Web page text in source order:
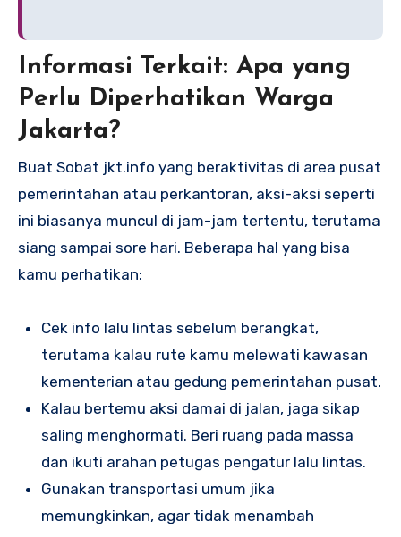
Informasi Terkait: Apa yang
Perlu Diperhatikan Warga
Jakarta?
Buat Sobat jkt.info yang beraktivitas di area pusat
pemerintahan atau perkantoran, aksi-aksi seperti
ini biasanya muncul di jam-jam tertentu, terutama
siang sampai sore hari. Beberapa hal yang bisa
kamu perhatikan:
Cek info lalu lintas sebelum berangkat,
terutama kalau rute kamu melewati kawasan
kementerian atau gedung pemerintahan pusat.
Kalau bertemu aksi damai di jalan, jaga sikap
saling menghormati. Beri ruang pada massa
dan ikuti arahan petugas pengatur lalu lintas.
Gunakan transportasi umum jika
memungkinkan, agar tidak menambah